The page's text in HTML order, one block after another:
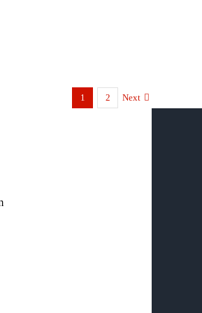
1 2 Next